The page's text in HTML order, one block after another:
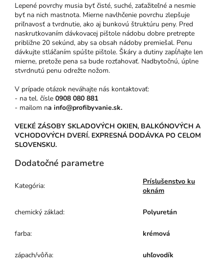
Lepené povrchy musia byť čisté, suché, zaťažiteľné a nesmie
byť na nich mastnota. Mierne navlhčenie povrchu zlepšuje
priľnavosť a tvrdnutie, ako aj bunkovú štruktúru peny. Pred
naskrutkovaním dávkovacej pištole nádobu dobre pretrepte
približne 20 sekúnd, aby sa obsah nádoby premiešal. Penu
dávkujte stláčaním spúšte pištole. Škáry a dutiny zapĺňajte len
mierne, pretože pena sa bude rozťahovať. Nadbytočnú, úplne
stvrdnutú penu odrežte nožom.
V prípade otázok neváhajte nás kontaktovať:
- na tel. čísle 0908 080 881
- mailom na info@profibyvanie.sk.
VEĽKÉ ZÁSOBY SKLADOVÝCH OKIEN, BALKÓNOVÝCH A
VCHODOVÝCH DVERÍ. EXPRESNÁ DODÁVKA PO CELOM
SLOVENSKU.
Dodatočné parametre
Kategória:
Príslušenstvo ku
oknám
chemický základ: Polyuretán
farba: krémová
zápach/vôňa: uhľovodík